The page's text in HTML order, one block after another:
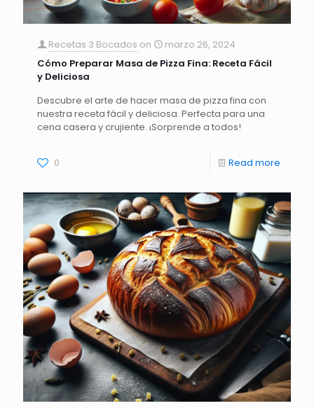
Recetas 3 Bocados on
marzo 26, 2024
Cómo Preparar Masa de Pizza Fina: Receta Fácil
y Deliciosa
Descubre el arte de hacer masa de pizza fina con
nuestra receta fácil y deliciosa. Perfecta para una
cena casera y crujiente. ¡Sorprende a todos!
0 Read more